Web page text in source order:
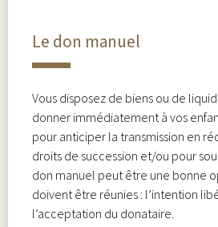
Le don manuel
Vous disposez de biens ou de
donner immédiatement à vos
pour anticiper la transmission en
droits de succession et/ou pour
don manuel peut être une bonne
doivent être réunies : l’intention
l’acceptation du donataire.